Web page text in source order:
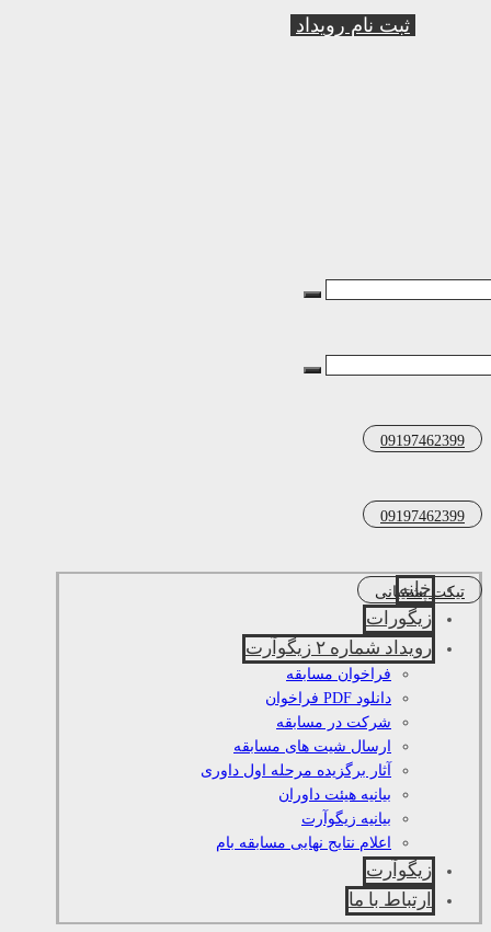
ثبت نام رویداد
09197462399
09197462399
تیکت پشتیبانی
خانه
زیگورات
رویداد شماره ۲ زیگوآرت
فراخوان مسابقه
دانلود PDF فراخوان
شرکت در مسابقه
ارسال شیت های مسابقه
آثار برگزیده مرحله اول داوری
بیانیه هیئت داوران
بیانیه زیگوآرت
اعلام نتایج نهایی مسابقه بام
زیگوآرت
ارتباط با ما